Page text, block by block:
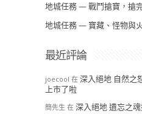
地城任務 — 戰鬥搶寶，搶
地城任務 — 寶藏、怪物與
最近評論
joecool 在 深入絕地 自然之
上市了啦
簡先生 在 深入絕地 遺忘之